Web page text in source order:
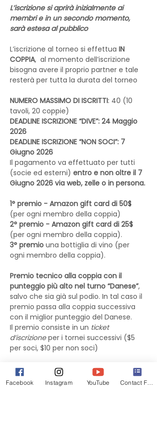
L’iscrizione si aprirà inizialmente ai
membri e in un secondo momento,
sarà estesa al pubblico
L’iscrizione al torneo si effettua IN
COPPIA,  al momento dell’iscrizione
bisogna avere il proprio partner e tale
resterà per tutta la durata del torneo
NUMERO MASSIMO DI ISCRITTI: 40 (10
tavoli, 20 coppie)
DEADLINE ISCRIZIONE “DIVE”: 24 Maggio
2026
DEADLINE ISCRIZIONE “NON SOCI”: 7
Giugno 2026
Il pagamento va effettuato per tutti
(socie ed esterni) entro e non oltre il 7
Giugno 2026 via web, zelle o in persona.
1° premio - Amazon gift card di 50$
(per ogni membro della coppia)
2° premio - Amazon gift card di 25$
(per ogni membro della coppia).
3° premio una bottiglia di vino (per
ogni membro della coppia).
Premio tecnico alla coppia con il
punteggio più alto nel turno “Danese”,
salvo che sia già sul podio. In tal caso il
premio passa alla coppia successiva
con il miglior punteggio del Danese.
Il premio consiste in un ticket
d’iscrizione per i tornei successivi ($5
per soci, $10 per non soci)
SI INVITA TUTTI A PRENDERE ATTENTA
VISIONE DEL REGOLAMENTO PRIMA DEL
Facebook Instagram YouTube Contact Form